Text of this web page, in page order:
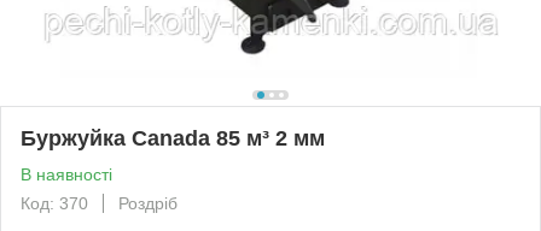
Буржуйка Canada 85 м³ 2 мм
В наявності
Код: 370
Роздріб